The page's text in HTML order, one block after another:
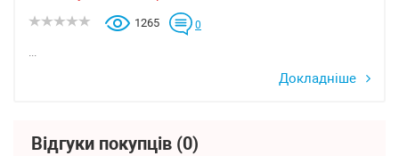
1265 0
...
Докладніше
Відгуки покупців (0)